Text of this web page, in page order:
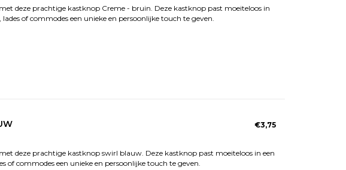
deze prachtige kastknop Creme - bruin. Deze kastknop past moeiteloos in
of commodes een unieke en persoonlijke touch te geven.
€3,75
deze prachtige kastknop swirl blauw. Deze kastknop past moeiteloos in een
of commodes een unieke en persoonlijke touch te geven.